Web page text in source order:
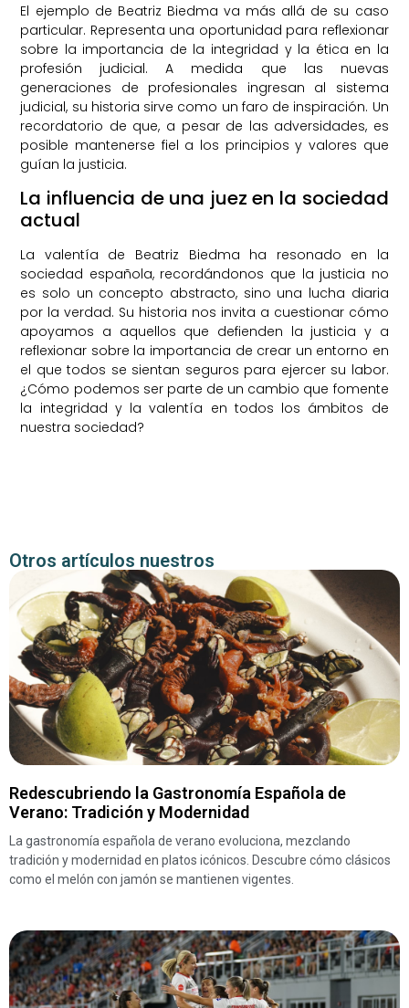
El ejemplo de Beatriz Biedma va más allá de su caso
particular. Representa una oportunidad para reflexionar
sobre la importancia de la integridad y la ética en la
profesión judicial. A medida que las nuevas
generaciones de profesionales ingresan al sistema
judicial, su historia sirve como un faro de inspiración. Un
recordatorio de que, a pesar de las adversidades, es
posible mantenerse fiel a los principios y valores que
guían la justicia.
La influencia de una juez en la sociedad
actual
La valentía de Beatriz Biedma ha resonado en la
sociedad española, recordándonos que la justicia no
es solo un concepto abstracto, sino una lucha diaria
por la verdad. Su historia nos invita a cuestionar cómo
apoyamos a aquellos que defienden la justicia y a
reflexionar sobre la importancia de crear un entorno en
el que todos se sientan seguros para ejercer su labor.
¿Cómo podemos ser parte de un cambio que fomente
la integridad y la valentía en todos los ámbitos de
nuestra sociedad?
Otros artículos nuestros
Redescubriendo la Gastronomía Española de
Verano: Tradición y Modernidad
La gastronomía española de verano evoluciona, mezclando
tradición y modernidad en platos icónicos. Descubre cómo clásicos
como el melón con jamón se mantienen vigentes.